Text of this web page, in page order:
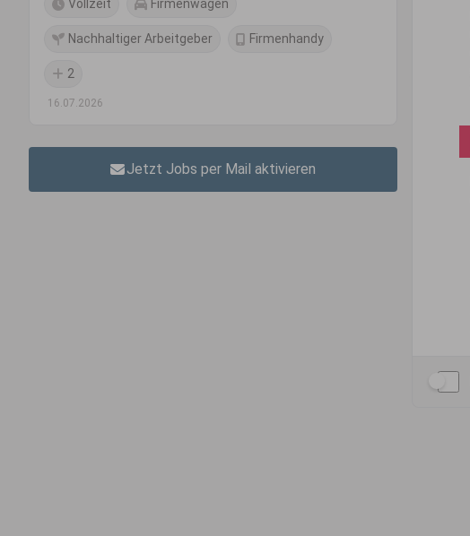
Vollzeit Firmenwagen
Nachhaltiger Arbeitgeber Firmenhandy
2
16.07.2026
Jetzt Jobs per Mail aktivieren